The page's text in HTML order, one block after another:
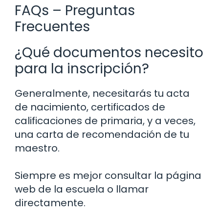
FAQs – Preguntas
Frecuentes
¿Qué documentos necesito
para la inscripción?
Generalmente, necesitarás tu acta
de nacimiento, certificados de
calificaciones de primaria, y a veces,
una carta de recomendación de tu
maestro.
Siempre es mejor consultar la página
web de la escuela o llamar
directamente.